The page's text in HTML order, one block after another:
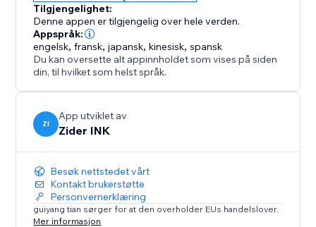
Tilgjengelighet:
Denne appen er tilgjengelig over hele verden.
Appspråk:
engelsk,fransk,japansk,kinesisk,spansk
Du kan oversette alt appinnholdet som vises på siden
din, til hvilket som helst språk.
ZI
App utviklet av
Zider INK
Besøk nettstedet vårt
Kontakt brukerstøtte
Personvernerklæring
guiyang tian sørger for at den overholder EUs handelslover.
Mer informasjon